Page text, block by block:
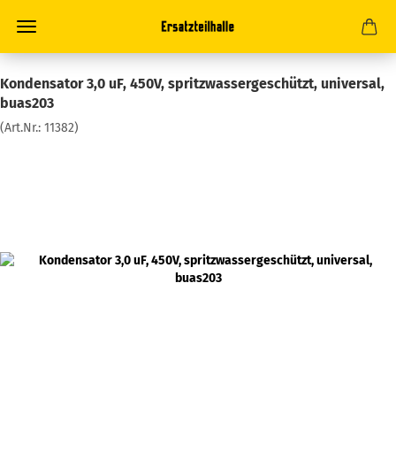
Kondensator 3,0 uF, 450V, spritzwassergeschützt, universal,
buas203
(Art.Nr.: 11382)